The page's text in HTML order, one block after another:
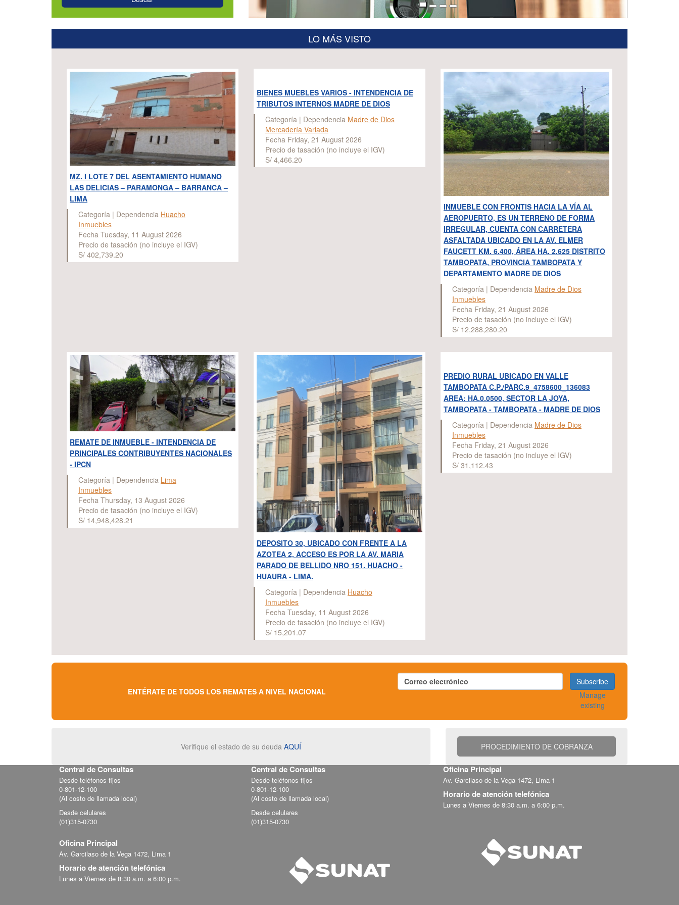
LO MÁS VISTO
MZ. I LOTE 7 DEL ASENTAMIENTO HUMANO
LAS DELICIAS – PARAMONGA – BARRANCA –
LIMA
Categoría | Dependencia Huacho
Inmuebles
Fecha Tuesday, 11 August 2026
Precio de tasación (no incluye el IGV)
S/ 402,739.20
BIENES MUEBLES VARIOS - INTENDENCIA DE
TRIBUTOS INTERNOS MADRE DE DIOS
Categoría | Dependencia Madre de Dios
Mercadería Variada
Fecha Friday, 21 August 2026
Precio de tasación (no incluye el IGV)
S/ 4,466.20
INMUEBLE CON FRONTIS HACIA LA VÍA AL
AEROPUERTO, ES UN TERRENO DE FORMA
IRREGULAR, CUENTA CON CARRETERA
ASFALTADA UBICADO EN LA AV. ELMER
FAUCETT KM. 6.400, ÁREA HA. 2.625 DISTRITO
TAMBOPATA, PROVINCIA TAMBOPATA Y
DEPARTAMENTO MADRE DE DIOS
Categoría | Dependencia Madre de Dios
Inmuebles
Fecha Friday, 21 August 2026
Precio de tasación (no incluye el IGV)
S/ 12,288,280.20
REMATE DE INMUEBLE - INTENDENCIA DE
PRINCIPALES CONTRIBUYENTES NACIONALES
- IPCN
Categoría | Dependencia Lima
Inmuebles
Fecha Thursday, 13 August 2026
Precio de tasación (no incluye el IGV)
S/ 14,948,428.21
DEPOSITO 30, UBICADO CON FRENTE A LA
AZOTEA 2, ACCESO ES POR LA AV. MARIA
PARADO DE BELLIDO NRO 151. HUACHO -
HUAURA - LIMA.
Categoría | Dependencia Huacho
Inmuebles
Fecha Tuesday, 11 August 2026
Precio de tasación (no incluye el IGV)
S/ 15,201.07
PREDIO RURAL UBICADO EN VALLE
TAMBOPATA C.P./PARC.9_4758600_136083
AREA: HA.0.0500, SECTOR LA JOYA,
TAMBOPATA - TAMBOPATA - MADRE DE DIOS
Categoría | Dependencia Madre de Dios
Inmuebles
Fecha Friday, 21 August 2026
Precio de tasación (no incluye el IGV)
S/ 31,112.43
ENTÉRATE DE TODOS LOS REMATES A NIVEL NACIONAL
Subscribe
Manage
existing
Verifique el estado de su deuda AQUÍ PROCEDIMIENTO DE COBRANZA
Central de Consultas
Desde teléfonos fijos
0-801-12-100
(Al costo de llamada local)
Desde celulares
(01)315-0730
Central de Consultas
Desde teléfonos fijos
0-801-12-100
(Al costo de llamada local)
Desde celulares
(01)315-0730
Oficina Principal
Av. Garcilaso de la Vega 1472, Lima 1
Horario de atención telefónica
Lunes a Viernes de 8:30 a.m. a 6:00 p.m.
Oficina Principal
Av. Garcilaso de la Vega 1472, Lima 1
Horario de atención telefónica
Lunes a Viernes de 8:30 a.m. a 6:00 p.m.